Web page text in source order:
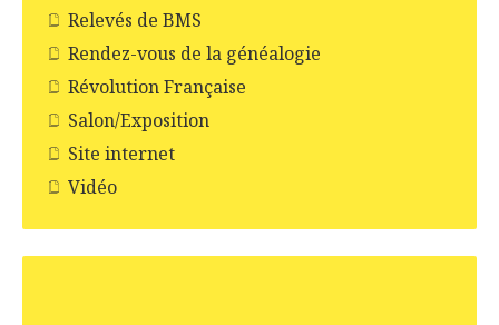
Relevés de BMS
Rendez-vous de la généalogie
Révolution Française
Salon/Exposition
Site internet
Vidéo